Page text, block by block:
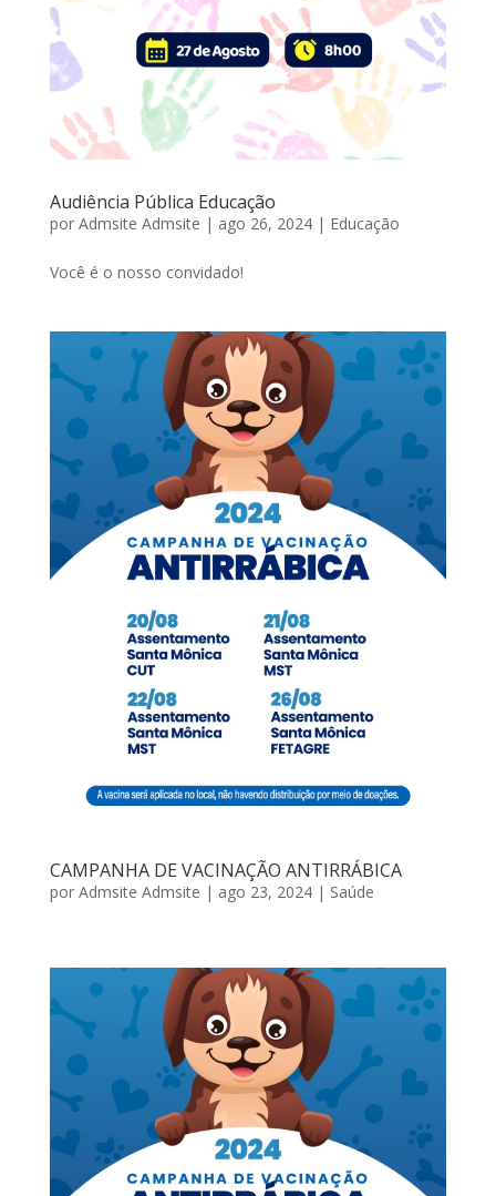
Audiência Pública Educação
por Admsite Admsite | ago 26, 2024| Educação
Você é o nosso convidado!
CAMPANHA DE VACINAÇÃO ANTIRRÁBICA
por Admsite Admsite | ago 23, 2024| Saúde